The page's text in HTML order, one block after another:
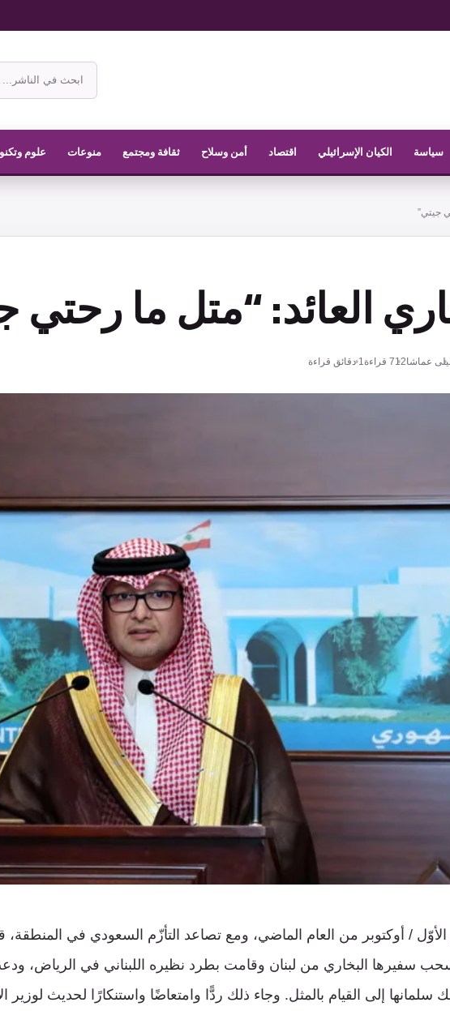
ابحث
في
الناشر
سياسة الكيان الإسرائيلي اقتصاد أمن وسلاح ثقافة ومجتمع منوعات علوم
جيتي”
العائد: “متل ما رحتي
عماشا712 قراءة1 دقائق قراءة
/ أوكتوبر من العام الماضي، ومع تصاعد التأزّم السعودي في
سفيرها البخاري من لبنان وقامت بطرد نظيره اللبناني في الرياض،
إلى القيام بالمثل. وجاء ذلك ردًّا وامتعاضًا واستنكارًا لحديث لوزير